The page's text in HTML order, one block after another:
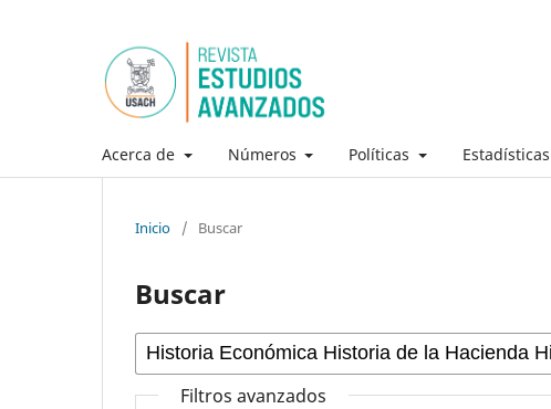
Acerca de Números Políticas Estadísticas
Inicio / Buscar
Buscar
Filtros avanzados